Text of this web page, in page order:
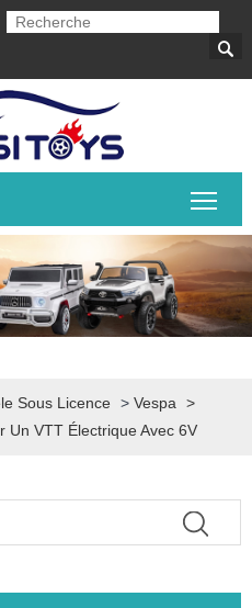

Sous Licence > Vespa >
Un VTT Électrique Avec 6V